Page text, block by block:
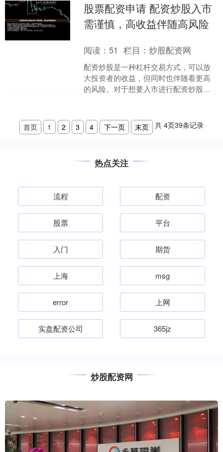
入市。这为资金有限....
股票配资申请 配资炒股入市
需谨慎，高收益伴随高风险
阅读： 51 栏目：炒股配资网
配资炒股是一种杠杆交易方式，可以放
大投资者的收益，但同时也伴随着更高
的风险。对于想要入市进行配资炒股的
首页 1 2 3 4 下一页 末页 共4页39条记录
热点关注
流程 配资
股票 平台
入门 期货
上海 msg
error 上网
实盘配资公司 365jz
炒股配资网